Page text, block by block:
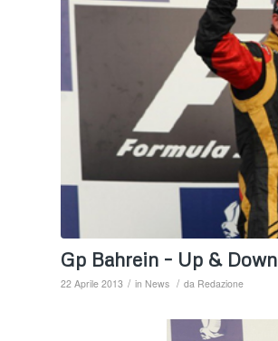
Gp Bahrein – Up & Down
22 Aprile 2013 / in News / da Redazione